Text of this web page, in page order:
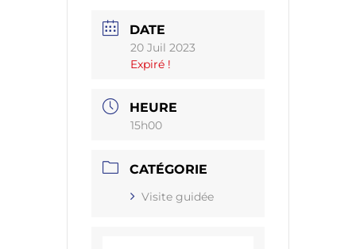
DATE
20 Juil 2023
Expiré !
HEURE
15h00
CATÉGORIE
Visite guidée